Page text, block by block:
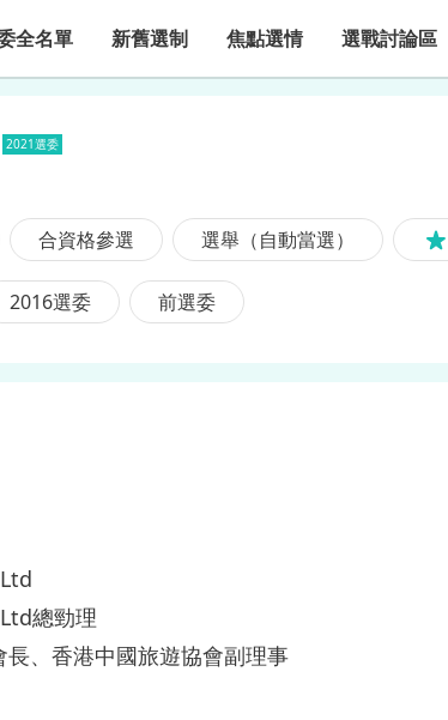
全名單 新舊選制 焦點選情 選戰討論區
2021選委
合資格參選 選舉（自動當選）
2016選委 前選委
總勁理
、香港中國旅遊協會副理事